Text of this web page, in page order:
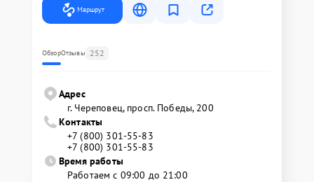
Маршрут
ОбзорОтзывы 252
Адрес
г. Череповец, просп. Победы, 200
Контакты
+7 (800) 301-55-83
+7 (800) 301-55-83
Время работы
Работаем с 09:00 до 21:00